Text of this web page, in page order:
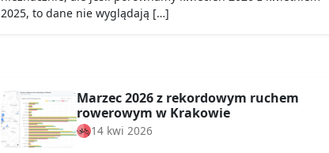
2025, to dane nie wyglądają […]
Marzec 2026 z rekordowym ruchem
rowerowym w Krakowie
14 kwi 2026